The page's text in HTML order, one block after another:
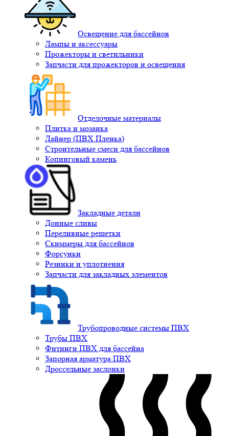
Освещение для бассейнов
Лампы и аксессуары
Прожекторы и светильники
Запчасти для прожекторов и освещения
Отделочные материалы
Плитка и мозаика
Лайнер (ПВХ Пленка)
Строительные смеси для бассейнов
Копинговый камень
Закладные детали
Донные сливы
Переливные решетки
Скиммеры для бассейнов
Форсунки
Резинки и уплотнения
Запчасти для закладных элементов
Трубопроводные системы ПВХ
Трубы ПВХ
Фитинги ПВХ для бассейна
Запорная арматура ПВХ
Дроссельные заслонки